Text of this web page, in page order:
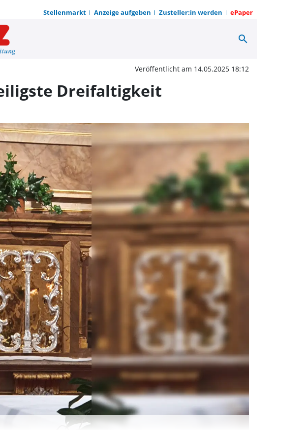
Stellenmarkt Anzeige aufgeben Zusteller:in werden ePaper
der Pfarrei
search
Veröffentlicht am 14.05.2025 18:12
Dreifaltigkeit